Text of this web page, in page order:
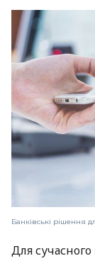
Банківські рішення
Для